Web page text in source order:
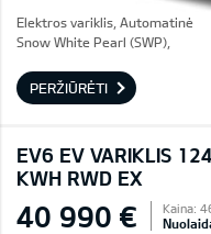
Elektros variklis, Automatinė
Snow White Pearl (SWP),
PERŽIŪRĖTI
EV6 EV VARIKLIS
KWH RWD EX
40 990 € Kaina: